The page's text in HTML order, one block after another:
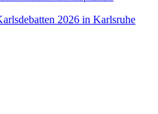
2026 in Karlsruhe